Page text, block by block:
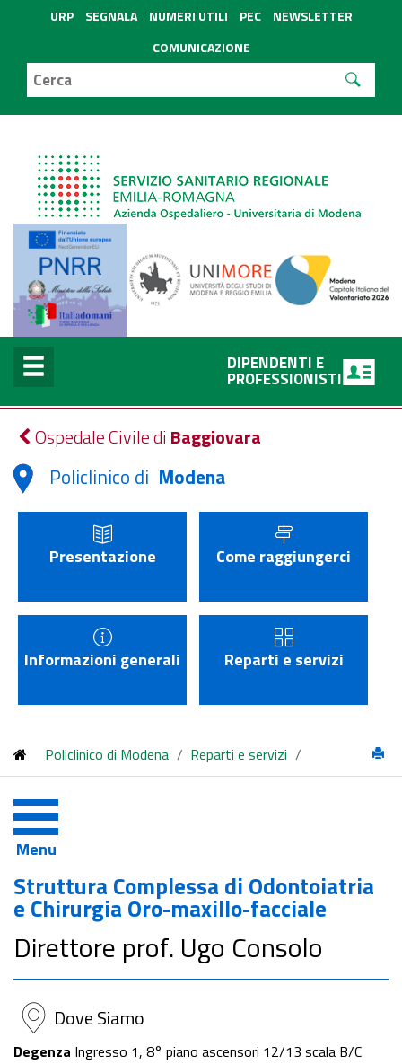
URP SEGNALA NUMERI UTILI PEC
NEWSLETTER
COMUNICAZIONE
DIPENDENTI E
PROFESSIONISTI
Ospedale Civile di Baggiovara
Policlinico di Modena
Presentazione Come raggiungerci
Informazioni generali Reparti e servizi
Policlinico di Modena / Reparti e servizi /
facciale
Menu
Struttura Complessa di Odontoiatria
e Chirurgia Oro-maxillo-facciale
Direttore prof. Ugo Consolo
Dove Siamo
Degenza Ingresso 1, 8° piano ascensori 12/13 scala B/C